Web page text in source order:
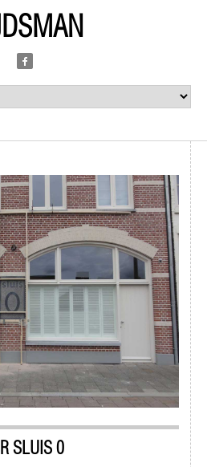
SLUIS 0